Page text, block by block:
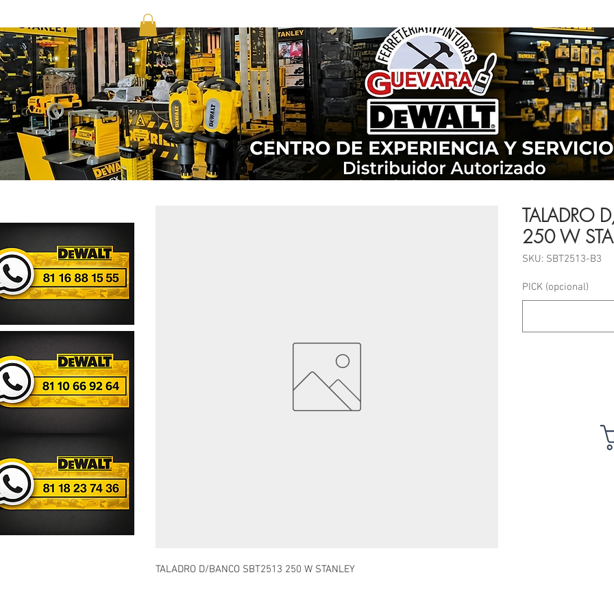
TALADRO D/BANCO SBT2513 250 W STANLEY
TALADRO
250 W
SKU: SBT2513-B3
PICK (opcional)